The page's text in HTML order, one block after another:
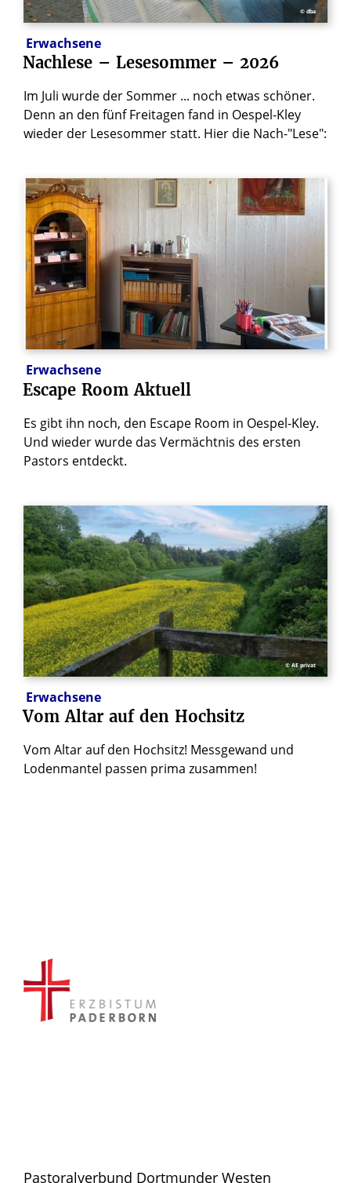
© dba
Erwachsene
Nachlese – Lesesommer – 2026
Im Juli wurde der Sommer ... noch etwas schöner.
Denn an den fünf Freitagen fand in Oespel-Kley
wieder der Lesesommer statt. Hier die Nach-"Lese":
Erwachsene
Escape Room Aktuell
Es gibt ihn noch, den Escape Room in Oespel-Kley.
Und wieder wurde das Vermächtnis des ersten
Pastors entdeckt.
© AE privat
Erwachsene
Vom Altar auf den Hochsitz
Vom Altar auf den Hochsitz! Messgewand und
Lodenmantel passen prima zusammen!
Pastoralverbund Dortmunder Westen